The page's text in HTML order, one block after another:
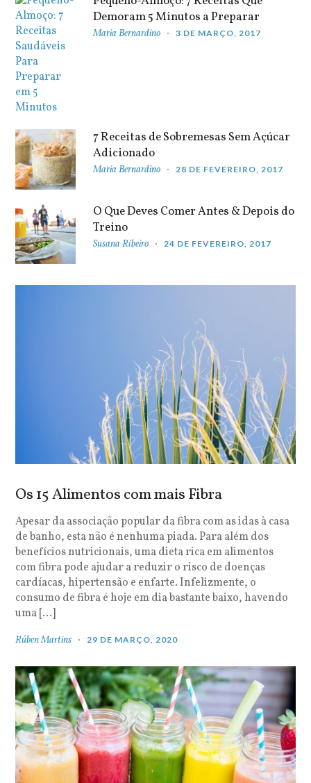
Demoram 5 Minutos a Preparar
Maria Bernardino 3 DE MARÇO, 2017
7 Receitas de Sobremesas Sem Açúcar
Adicionado
Maria Bernardino 28 DE FEVEREIRO, 2017
O Que Deves Comer Antes & Depois do
Treino
Susana Ribeiro 24 DE FEVEREIRO, 2017
Os 15 Alimentos com mais Fibra
Apesar da associação popular da fibra com as idas à casa
de banho, esta não é nenhuma piada. Para além dos
benefícios nutricionais, uma dieta rica em alimentos
com fibra pode ajudar a reduzir o risco de doenças
cardíacas, hipertensão e enfarte. Infelizmente, o
consumo de fibra é hoje em dia bastante baixo, havendo
uma […]
Rúben Martins 29 DE MARÇO, 2020